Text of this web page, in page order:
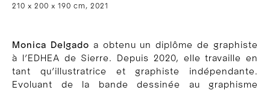
210 x 200 x 190 cm, 2021
Monica Delgado a obtenu un diplôme de graphiste
à l’EDHEA de Sierre. Depuis 2020, elle travaille en
tant qu’illustratrice et graphiste indépendante.
Evoluant de la bande dessinée au graphisme